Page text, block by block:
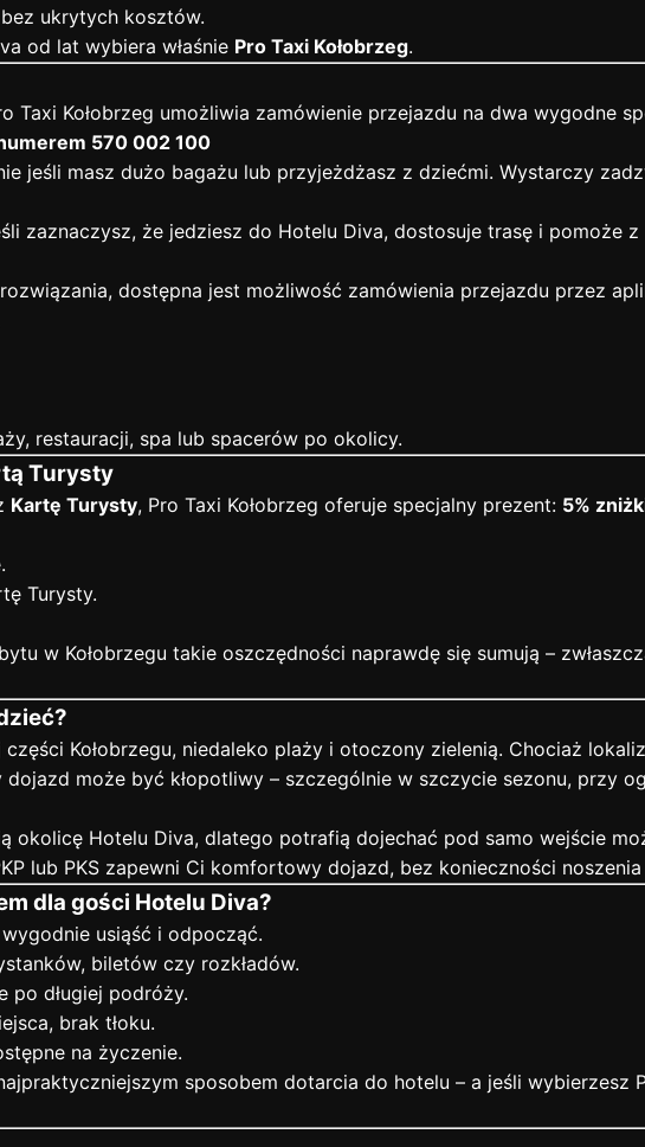
ukrytych kosztów.
od lat wybiera właśnie Pro Taxi Kołobrzeg.
Taxi Kołobrzeg umożliwia zamówienie przejazdu na dwa wygodne
570 002 100
jeśli masz dużo bagażu lub przyjeżdżasz z dziećmi. Wystarczy
zaznaczysz, że jedziesz do Hotelu Diva, dostosuje trasę i pomoże
dostępna jest możliwość zamówienia przejazdu przez
restauracji, spa lub spacerów po okolicy.
Turysty
Kartę Turysty, Pro Taxi Kołobrzeg oferuje specjalny prezent: 5%
Turysty.
w Kołobrzegu takie oszczędności naprawdę się sumują –
Kołobrzegu, niedaleko plaży i otoczony zielenią. Chociaż
może być kłopotliwy – szczególnie w szczycie sezonu, przy
okolicę Hotelu Diva, dlatego potrafią dojechać pod samo wejście
lub PKS zapewni Ci komfortowy dojazd, bez konieczności
dla gości Hotelu Diva?
usiąść i odpocząć.
biletów czy rozkładów.
po długiej podróży.
brak tłoku.
na życzenie.
sposobem dotarcia do hotelu – a jeśli wybierzesz